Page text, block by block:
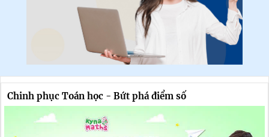
Chinh phục Toán học - Bứt phá điểm số